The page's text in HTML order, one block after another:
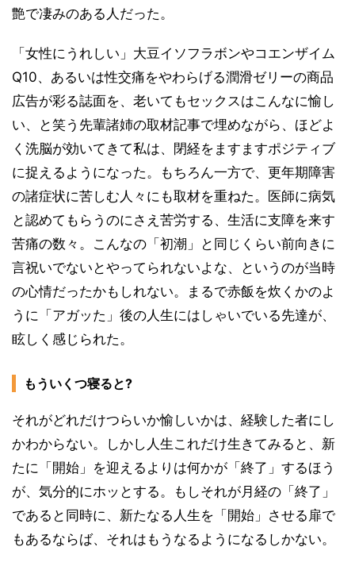
艶で凄みのある人だった。
「女性にうれしい」大豆イソフラボンやコエンザイム
Q10、あるいは性交痛をやわらげる潤滑ゼリーの商品
広告が彩る誌面を、老いてもセックスはこんなに愉し
い、と笑う先輩諸姉の取材記事で埋めながら、ほどよ
く洗脳が効いてきて私は、閉経をますますポジティブ
に捉えるようになった。もちろん一方で、更年期障害
の諸症状に苦しむ人々にも取材を重ねた。医師に病気
と認めてもらうのにさえ苦労する、生活に支障を来す
苦痛の数々。こんなの「初潮」と同じくらい前向きに
言祝いでないとやってられないよな、というのが当時
の心情だったかもしれない。まるで赤飯を炊くかのよ
うに「アガッた」後の人生にはしゃいでいる先達が、
眩しく感じられた。
もういくつ寝ると?
それがどれだけつらいか愉しいかは、経験した者にし
かわからない。しかし人生これだけ生きてみると、新
たに「開始」を迎えるよりは何かが「終了」するほう
が、気分的にホッとする。もしそれが月経の「終了」
であると同時に、新たなる人生を「開始」させる扉で
もあるならば、それはもうなるようになるしかない。